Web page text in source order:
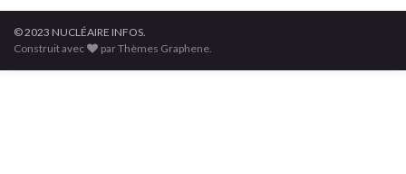
© 2023 NUCLÉAIRE INFOS.
Construit avec
par Thèmes Graphene.